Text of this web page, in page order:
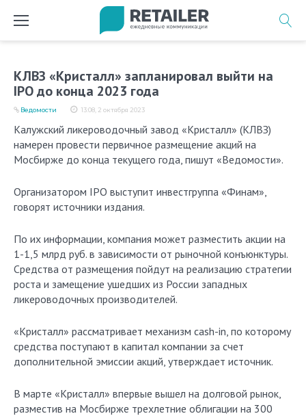
КЛВЗ «Кристалл» запланировал выйти на
IPO до конца 2023 года
13:08, 2 октября 2023
Ведомости
Калужский ликероводочный завод «Кристалл» (КЛВЗ)
намерен провести первичное размещение акций на
Мосбирже до конца текущего года, пишут «Ведомости».
Организатором IPO выступит инвестгруппа «Финам»,
говорят источники издания.
По их информации, компания может разместить акции на
1-1,5 млрд руб. в зависимости от рыночной конъюнктуры.
Средства от размещения пойдут на реализацию стратегии
роста и замещение ушедших из России западных
ликероводочных производителей.
«Кристалл» рассматривает механизм cash-in, по которому
средства поступают в капитал компании за счет
дополнительной эмиссии акций, утверждает источник.
В марте «Кристалл» впервые вышел на долговой рынок,
разместив на Мосбирже трехлетние облигации на 300